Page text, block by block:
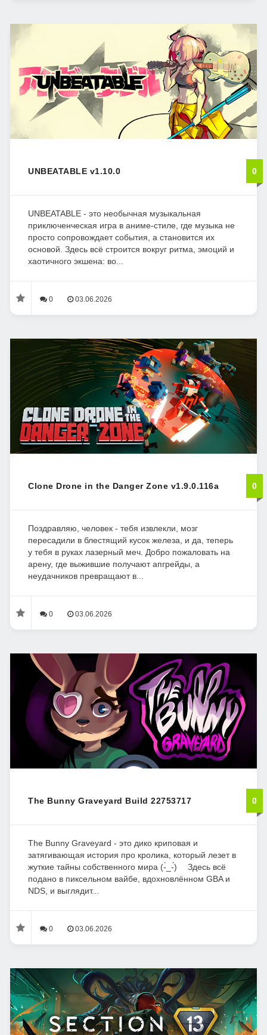
UNBEATABLE v1.10.0 0
UNBEATABLE - это необычная музыкальная
приключенческая игра в аниме-стиле, где музыка не
просто сопровождает события, а становится их
основой. Здесь всё строится вокруг ритма, эмоций и
хаотичного экшена: во...
0 03.06.2026
Clone Drone in the Danger Zone v1.9.0.116a 0
Поздравляю, человек - тебя извлекли, мозг
пересадили в блестящий кусок железа, и да, теперь
у тебя в руках лазерный меч. Добро пожаловать на
арену, где выжившие получают апгрейды, а
неудачников превращают в...
0 03.06.2026
The Bunny Graveyard Build 22753717 0
The Bunny Graveyard - это дико криповая и
затягивающая история про кролика, который лезет в
жуткие тайны собственного мира (-̀_-́)ゞ Здесь всё
подано в пиксельном вайбе, вдохновлённом GBA и
NDS, и выглядит...
0 03.06.2026